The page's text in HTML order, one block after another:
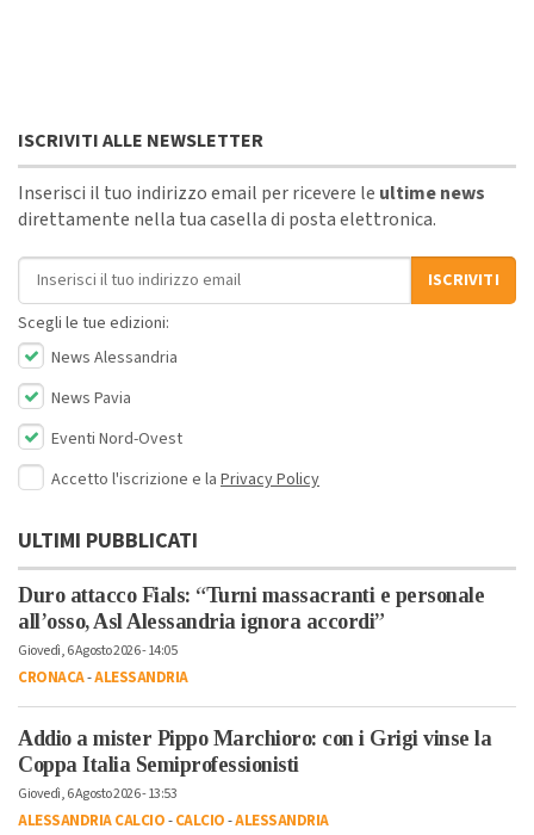
ISCRIVITI ALLE NEWSLETTER
Inserisci il tuo indirizzo email per ricevere le ultime news
direttamente nella tua casella di posta elettronica.
Indirizzo email
ISCRIVITI
Scegli le tue edizioni:
News Alessandria
News Pavia
Eventi Nord-Ovest
Accetto l'iscrizione e la Privacy Policy
ULTIMI PUBBLICATI
Duro attacco Fials: “Turni massacranti e personale
all’osso, Asl Alessandria ignora accordi”
Giovedì, 6 Agosto 2026 - 14:05
CRONACA-ALESSANDRIA
Addio a mister Pippo Marchioro: con i Grigi vinse la
Coppa Italia Semiprofessionisti
Giovedì, 6 Agosto 2026 - 13:53
ALESSANDRIA CALCIO-CALCIO-ALESSANDRIA